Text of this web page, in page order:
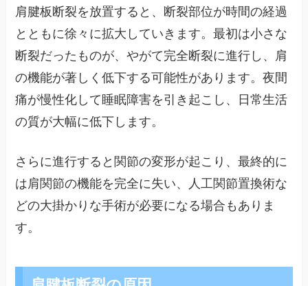
肩腱板断裂を放置すると、断裂部位が時間の経過
とともに徐々に拡大していきます。最初は小さな
断裂だったものが、やがて完全断裂に進行し、肩
の機能が著しく低下する可能性があります。夜間
痛が慢性化して睡眠障害を引き起こし、日常生活
の質が大幅に低下します。
さらに進行すると関節の変形が起こり、最終的に
は肩関節の機能を完全に失い、人工関節置換術な
どの大掛かりな手術が必要になる場合もありま
す。